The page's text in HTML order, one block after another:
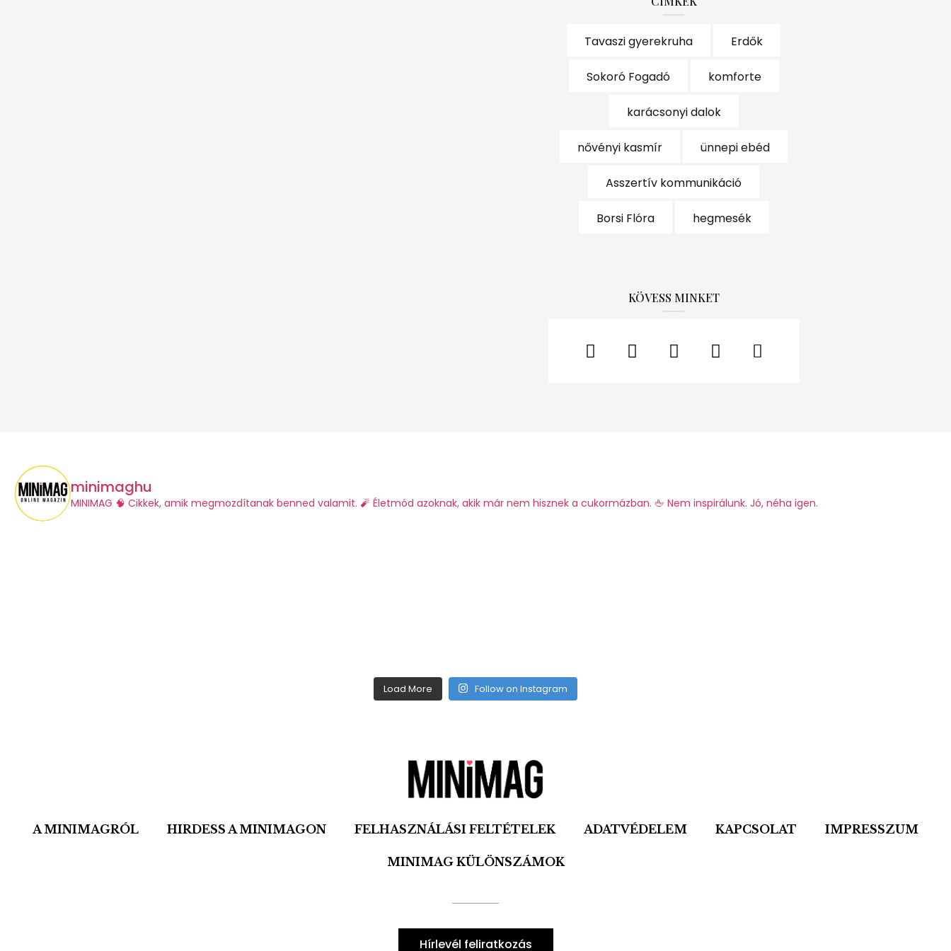
Tavaszi gyerekruha Erdők
Sokoró Fogadó komforte
karácsonyi dalok
nővényi kasmír ünnepi ebéd
Asszertív kommunikáció
Borsi Flóra hegmesék
KÖVESS MINKET
minimaghu
​MINIMAG 🧠 Cikkek, amik megmozdítanak benned valamit. 🧨 Életmód azoknak, akik már nem hisznek a cukormázban. 🖕 Nem inspirálunk. Jó, néha igen.
Load More Follow on Instagram
A MINIMAGRÓL HIRDESS A MINIMAGON FELHASZNÁLÁSI FELTÉTELEK ADATVÉDELEM KAPCSOLAT IMPRESSZUM
MINIMAG KÜLÖNSZÁMOK
Hírlevél feliratkozás